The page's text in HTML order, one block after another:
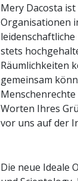
Mery Dacosta
Organisationen
stets
Räumlichkeiten
gemeinsam
Worten Ihres
vor uns auf der
Die neue Ideale